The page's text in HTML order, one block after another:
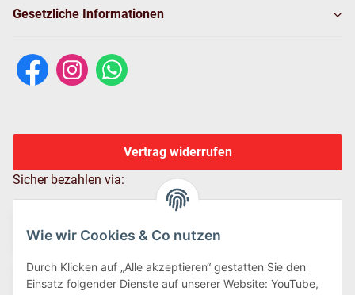
Wie wir Cookies & Co nutzen
Durch Klicken auf „Alle akzeptieren“ gestatten Sie den
Einsatz folgender Dienste auf unserer Website: YouTube,
Gesetzliche Informationen
Vertrag widerrufen
Sicher bezahlen via: